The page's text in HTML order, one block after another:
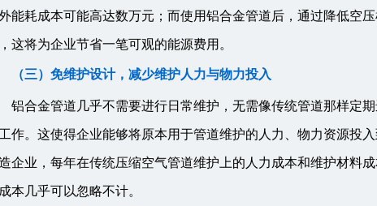
能耗成本可能高达数万元；而使用铝合金管道后，通过降低空
这将为企业节省一笔可观的能源费用。
（三）免维护设计，减少维护人力与物力投入
铝合金管道几乎不需要进行日常维护，无需像传统管道那样定
作。这使得企业能够将原本用于管道维护的人力、物力资源投
企业，每年在传统压缩空气管道维护上的人力成本和维护材料
本几乎可以忽略不计。